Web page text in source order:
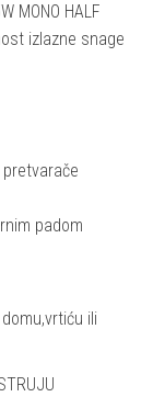
MONO HALF
izlazne snage
padom
ili